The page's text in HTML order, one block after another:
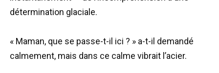
détermination glaciale.
« Maman, que se passe-t-il ici ? » a-t-il demandé
calmement, mais dans ce calme vibrait l’acier.